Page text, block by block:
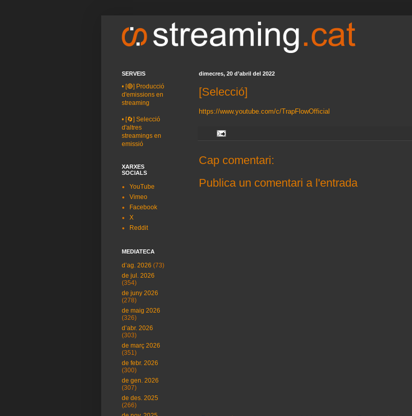
dimecres, 20 d’abril del 2022
[Selecció]
https://www.youtube.com/c/TrapFlowOfficial
Cap comentari:
Publica un comentari a l'entrada
SERVEIS
• [🔴] Producció
d'emissions en
streaming
• [🔄] Selecció
d'altres
streamings en
emissió
XARXES
SOCIALS
YouTube
Vimeo
Facebook
X
Reddit
MEDIATECA
d’ag. 2026 (73)
de jul. 2026
(354)
de juny 2026
(278)
de maig 2026
(326)
d’abr. 2026
(303)
de març 2026
(351)
de febr. 2026
(300)
de gen. 2026
(307)
de des. 2025
(266)